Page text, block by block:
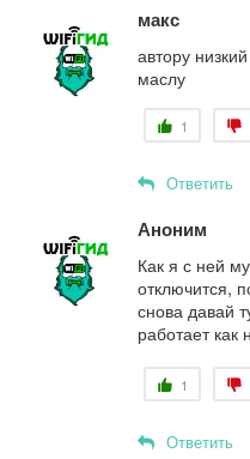
макс
автору
маслу
1
Ответить
Аноним
Как я с ней
отключится,
снова давай
работает как
1
Ответить